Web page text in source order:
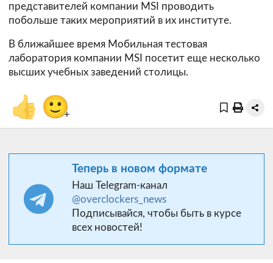
представителей компании MSI проводить
побольше таких мероприятий в их институте.
В ближайшее время Мобильная тестовая
лаборатория компании MSI посетит еще несколько
высших учебных заведений столицы.
👍 🙂+
Теперь в новом формате
Наш Telegram-канал
@overclockers_news
Подписывайся, чтобы быть в курсе
всех новостей!